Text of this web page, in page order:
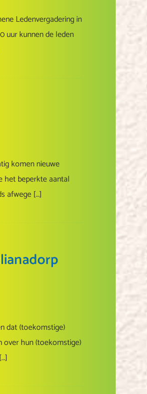
Ledenvergadering in
uur kunnen de leden
komen nieuwe
het beperkte aantal
afwege […]
dat (toekomstige)
hun (toekomstige)